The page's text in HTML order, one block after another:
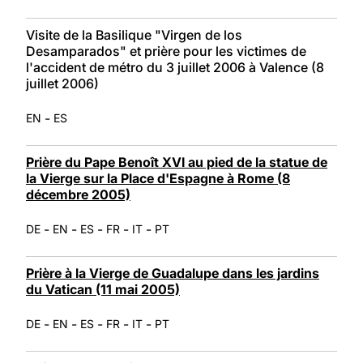
Visite de la Basilique "Virgen de los
Desamparados" et prière pour les victimes de
l'accident de métro du 3 juillet 2006 à Valence (8
juillet 2006)
EN - ES
Prière du Pape Benoît XVI au pied de la statue de
la Vierge sur la Place d'Espagne à Rome (8
décembre 2005)
DE - EN - ES - FR - IT - PT
Prière à la Vierge de Guadalupe dans les jardins
du Vatican (11 mai 2005)
DE - EN - ES - FR - IT - PT